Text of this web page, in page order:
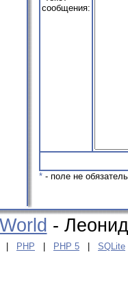
сообщения:
* - поле не
-
PHP PHP 5 SQLite